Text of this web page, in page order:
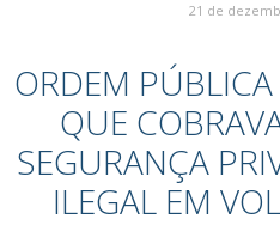
21 de
ORDEM
QUE
SEGURANÇA
ILEGAL EM